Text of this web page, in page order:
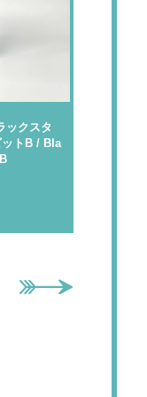
ックスタ
ットB / Bla